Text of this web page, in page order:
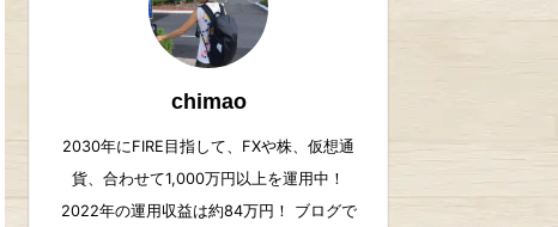
chimao
2030年にFIRE目指して、FXや株、仮想通
貨、合わせて1,000万円以上を運用中！
2022年の運用収益は約84万円！ ブログで